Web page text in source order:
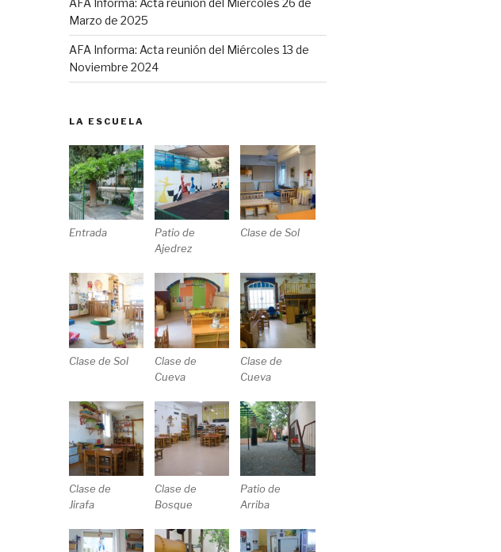
AFA Informa: Acta reunión del Miércoles 26 de
Marzo de 2025
AFA Informa: Acta reunión del Miércoles 13 de
Noviembre 2024
LA ESCUELA
Entrada
Patio de
Ajedrez
Clase de Sol
Clase de Sol
Clase de
Cueva
Clase de
Cueva
Clase de
Jirafa
Clase de
Bosque
Patio de
Arriba